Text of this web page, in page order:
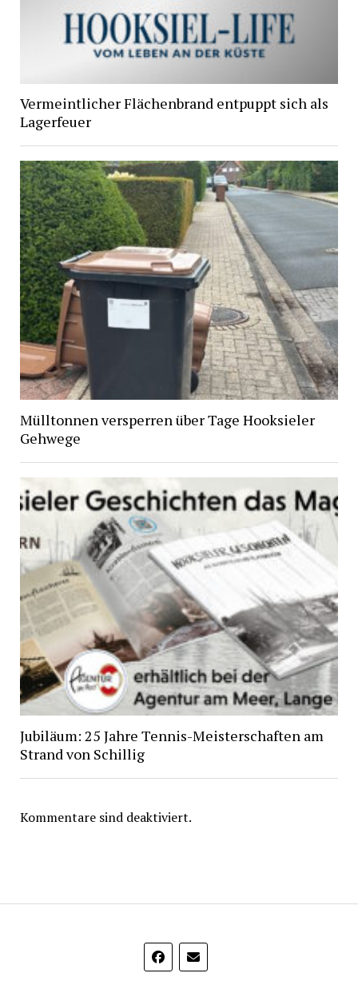
Vermeintlicher Flächenbrand entpuppt sich als
Lagerfeuer
Mülltonnen versperren über Tage Hooksieler
Gehwege
Jubiläum: 25 Jahre Tennis-Meisterschaften am
Strand von Schillig
Kommentare sind deaktiviert.